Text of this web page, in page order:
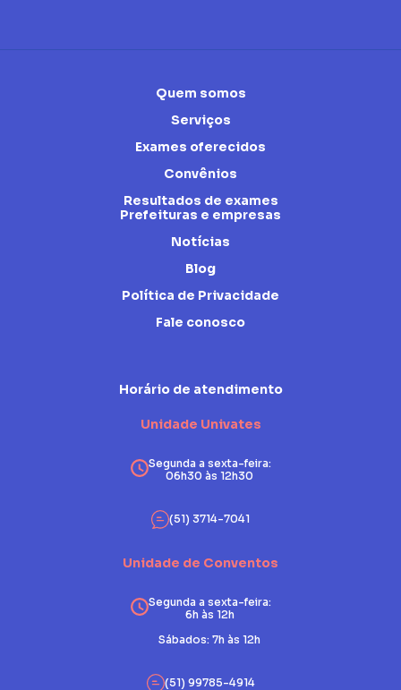
Quem somos
Serviços
Exames oferecidos
Convênios
Resultados de exames
Prefeituras e empresas
Notícias
Blog
Política de Privacidade
Fale conosco
Horário de atendimento
Unidade Univates
Segunda a sexta-feira:
06h30 às 12h30
(51) 3714-7041
Unidade de Conventos
Segunda a sexta-feira:
6h às 12h
Sábados: 7h às 12h
(51) 99785-4914